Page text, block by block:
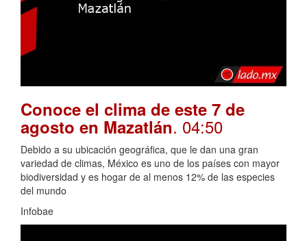
Conoce el clima de este 7 de
agosto en Mazatlán. 04:50
Debido a su ubicación geográfica, que le dan una gran
variedad de climas, México es uno de los países con mayor
biodiversidad y es hogar de al menos 12% de las especies
del mundo
Infobae